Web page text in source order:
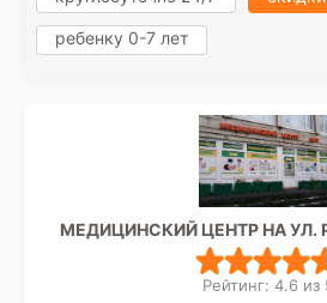
ребенку 0-7 лет
МЕДИЦИНСКИЙ ЦЕНТР НА УЛ.
Рейтинг: 4.6 из